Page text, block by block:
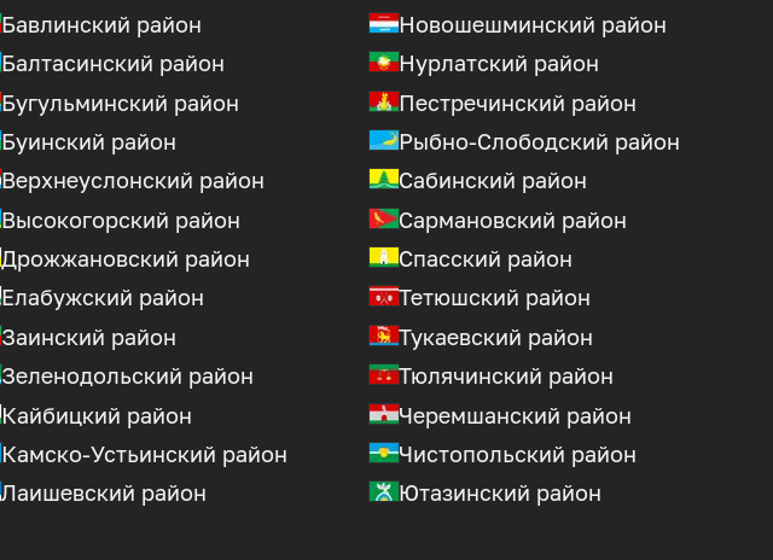
Бавлинский район
Балтасинский район
Бугульминский район
Буинский район
Верхнеуслонский район
Высокогорский район
Дрожжановский район
Елабужский район
Заинский район
Зеленодольский район
Кайбицкий район
Камско-Устьинский район
Лаишевский район
Новошешминский район
Нурлатский район
Пестречинский район
Рыбно-Слободский район
Сабинский район
Сармановский район
Спасский район
Тетюшский район
Тукаевский район
Тюлячинский район
Черемшанский район
Чистопольский район
Ютазинский район